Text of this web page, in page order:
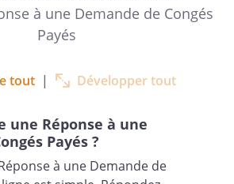
, l’expression de
distinguée.
à une Demande de Congés
Payés
tout | Développer tout
une Réponse à une
Payés ?
à une Demande de